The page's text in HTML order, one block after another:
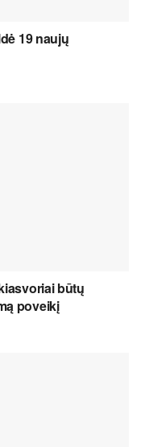
19 naujų
būtų
poveikį